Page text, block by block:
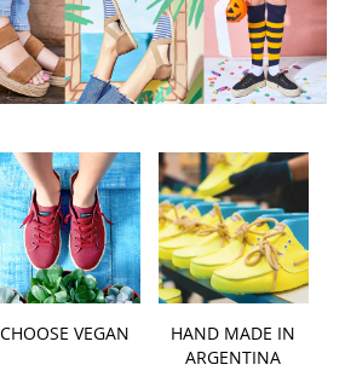
CHOOSE VEGAN
HAND MADE IN
ARGENTINA